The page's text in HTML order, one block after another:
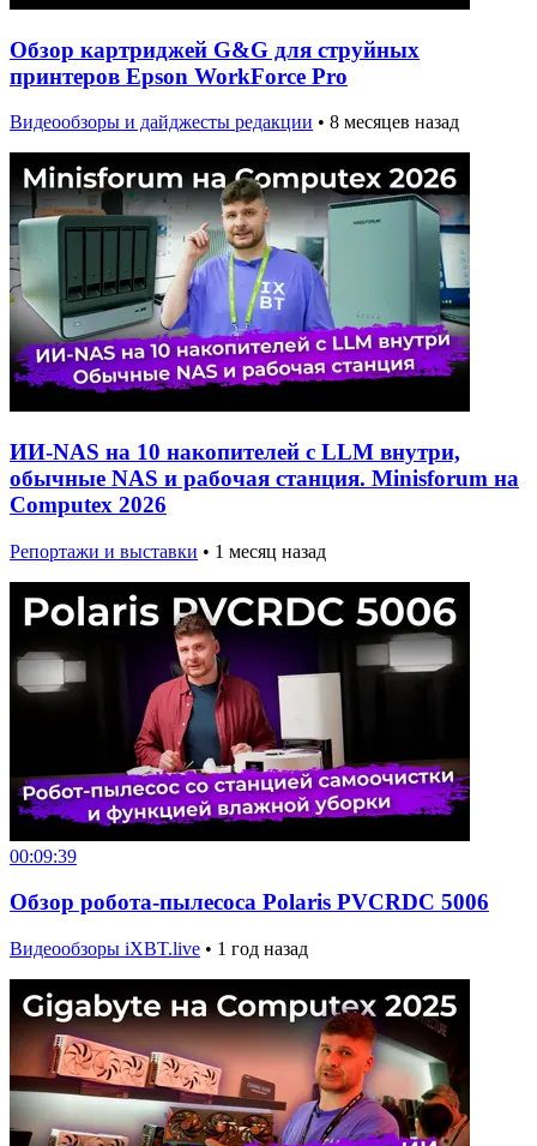
Обзор картриджей G&G для струйных
принтеров Epson WorkForce Pro
Видеообзоры и дайджесты редакции • 8 месяцев назад
ИИ-NAS на 10 накопителей с LLM внутри,
обычные NAS и рабочая станция. Minisforum на
Computex 2026
Репортажи и выставки • 1 месяц назад
00:09:39
Обзор робота-пылесоса Polaris PVCRDC 5006
Видеообзоры iXBT.live • 1 год назад